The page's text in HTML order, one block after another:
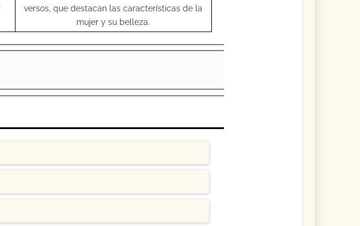
versos, que destacan las características de la
mujer y su belleza.